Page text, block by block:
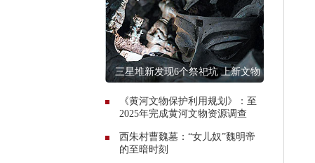
三星堆新发现6个祭祀坑 上新文物
《黄河文物保护利用规划》：至
2025年完成黄河文物资源调查
西朱村曹魏墓：“女儿奴”魏明帝
的至暗时刻